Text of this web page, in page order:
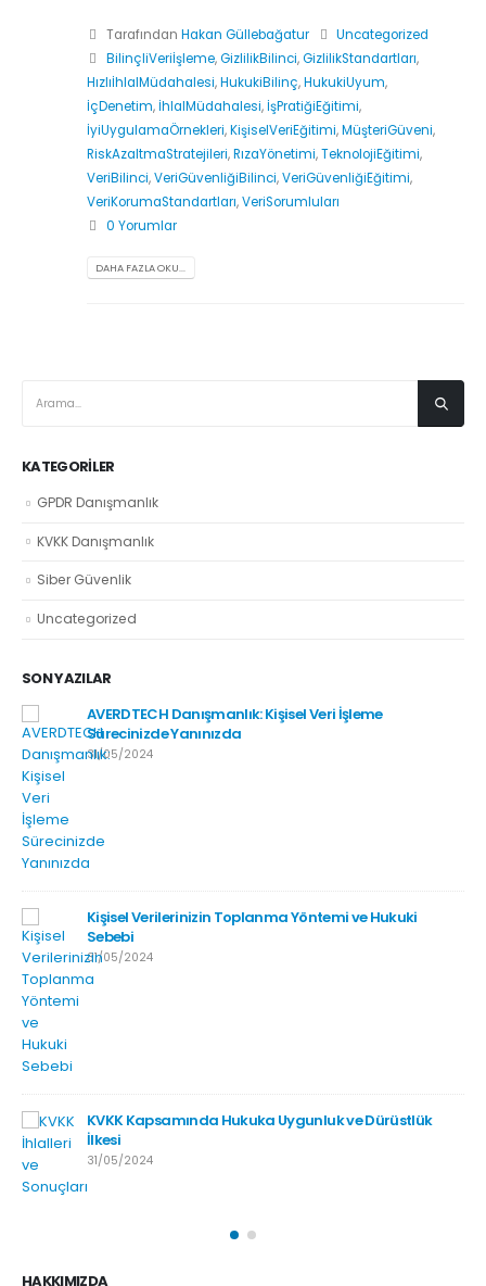
Tarafından Hakan Güllebağatur
Uncategorized
BilinçliVeriİşleme,GizlilikBilinci,GizlilikStandartları,
HızlıİhlalMüdahalesi,HukukiBilinç,HukukiUyum,
İçDenetim,İhlalMüdahalesi,İşPratiğiEğitimi,
İyiUygulamaÖrnekleri,KişiselVeriEğitimi,MüşteriGüveni,
RiskAzaltmaStratejileri,RızaYönetimi,TeknolojiEğitimi,
VeriBilinci,VeriGüvenliğiBilinci,VeriGüvenliğiEğitimi,
VeriKorumaStandartları,VeriSorumluları
0 Yorumlar
DAHA FAZLA OKU...
KATEGORILER
GPDR Danışmanlık
KVKK Danışmanlık
Siber Güvenlik
Uncategorized
SON YAZILAR
AVERDTECH Danışmanlık: Kişisel Veri İşleme
Sürecinizde Yanınızda
31/05/2024
Kişisel Verilerinizin Toplanma Yöntemi ve Hukuki
Sebebi
31/05/2024
KVKK Kapsamında Hukuka Uygunluk ve Dürüstlük
İlkesi
31/05/2024
HAKKIMIZDA